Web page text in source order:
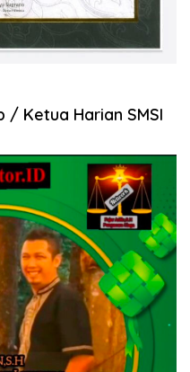
/ Ketua Harian SMSI